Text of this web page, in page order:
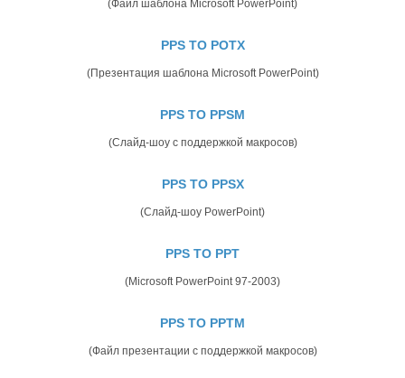
(Файл шаблона Microsoft PowerPoint)
PPS TO POTX
(Презентация шаблона Microsoft PowerPoint)
PPS TO PPSM
(Слайд-шоу с поддержкой макросов)
PPS TO PPSX
(Слайд-шоу PowerPoint)
PPS TO PPT
(Microsoft PowerPoint 97-2003)
PPS TO PPTM
(Файл презентации с поддержкой макросов)